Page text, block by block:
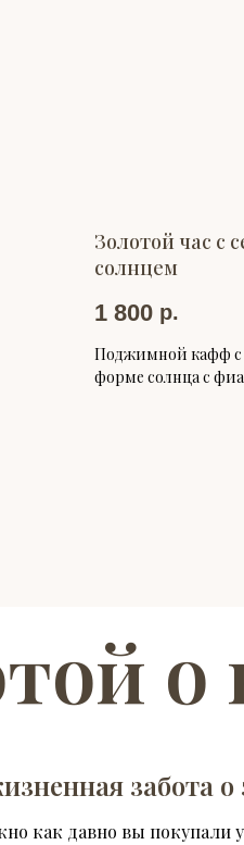
Золотой час с
солнцем
1 800 р.
Поджимной кафф с
форме солнца с
о
забота о
как давно вы покупали